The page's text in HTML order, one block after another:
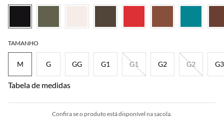
TAMANHO
M G GG G1 G1 G2 G2 G3
Tabela de medidas
Confira se o produto está disponível na sacola.